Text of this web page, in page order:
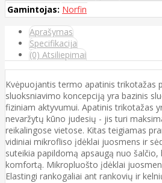
Gamintojas: Norfin
Aprašymas
Specifikacija
(0) Atsiliepimai
Kvėpuojantis termo apatinis trikotažas
sluoksniavimo koncepciją yra bazinis
fiziniam aktyvumui. Apatinis trikotažas
nevaržytų kūno judesių - jis turi
reikalingose ​​vietose. Kitas teigiamas
vidiniai mikrofliso įdėklai juosmens ir
suteikia papildomą apsaugą nuo
komfortą. Mikropluošto įdėklai
Elastingi rankogaliai ant rankovių ir